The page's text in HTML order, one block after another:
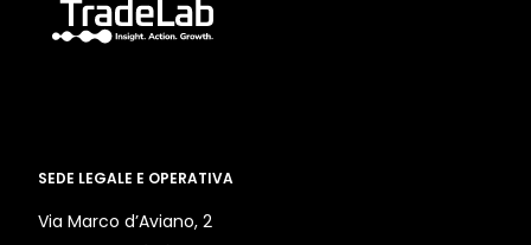
SEDE LEGALE E OPERATIVA
Via Marco d’Aviano, 2